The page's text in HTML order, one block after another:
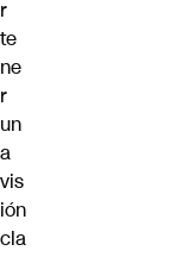
r
te
ne
r
un
a
vis
ión
cla